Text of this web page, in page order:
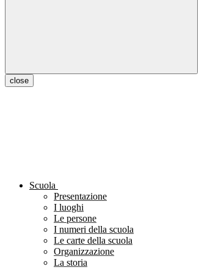
close
Scuola
Presentazione
I luoghi
Le persone
I numeri della scuola
Le carte della scuola
Organizzazione
La storia